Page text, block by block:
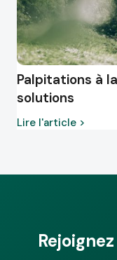
Palpitations à
solutions
Lire l'article >